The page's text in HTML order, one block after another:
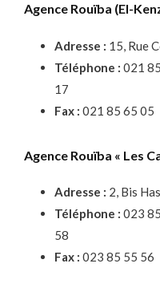
Agence Rouïba (El-
Adresse : 15, Rue
Téléphone : 021
17
Fax : 021 85 65 05
Agence Rouïba « Les
Adresse : 2, Bis
Téléphone : 023
58
Fax : 023 85 55 56